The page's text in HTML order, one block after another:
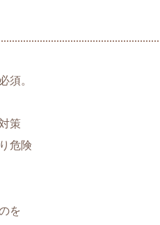
須。
策
危険
を